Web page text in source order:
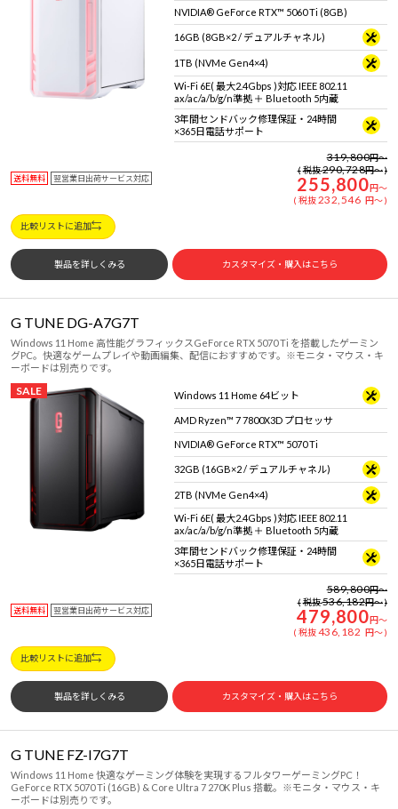
NVIDIA® GeForce RTX™ 5060 Ti (8GB)
16GB (8GB×2 / デュアルチャネル)
1TB (NVMe Gen4×4)
Wi-Fi 6E( 最大2.4Gbps )対応 IEEE 802.11
ax/ac/a/b/g/n準拠 ＋ Bluetooth 5内蔵
3年間センドバック修理保証・24時間
×365日電話サポート
送料無料 翌営業日出荷サービス対応
319,800円～
税抜290,728円～
255,800円～
税抜232,546 円～
比較リストに追加
製品を詳しくみる カスタマイズ・購入はこちら
G TUNE DG-A7G7T
Windows 11 Home 高性能グラフィックスGeForce RTX 5070 Ti を搭載したゲーミン
グPC。快適なゲームプレイや動画編集、配信におすすめです。※モニタ・マウス・キ
ーボードは別売りです。
SALE Windows 11 Home 64ビット
AMD Ryzen™ 7 7800X3D プロセッサ
NVIDIA® GeForce RTX™ 5070 Ti
32GB (16GB×2 / デュアルチャネル)
2TB (NVMe Gen4×4)
Wi-Fi 6E( 最大2.4Gbps )対応 IEEE 802.11
ax/ac/a/b/g/n準拠 ＋ Bluetooth 5内蔵
3年間センドバック修理保証・24時間
×365日電話サポート
送料無料 翌営業日出荷サービス対応
589,800円～
税抜536,182円～
479,800円～
税抜436,182 円～
比較リストに追加
製品を詳しくみる カスタマイズ・購入はこちら
G TUNE FZ-I7G7T
Windows 11 Home 快適なゲーミング体験を実現するフルタワーゲーミングPC！
GeForce RTX 5070 Ti (16GB) & Core Ultra 7 270K Plus 搭載。※モニタ・マウス・キ
ーボードは別売りです。